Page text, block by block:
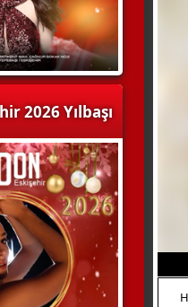
2026 Yılbaşı
HEMEN ARA